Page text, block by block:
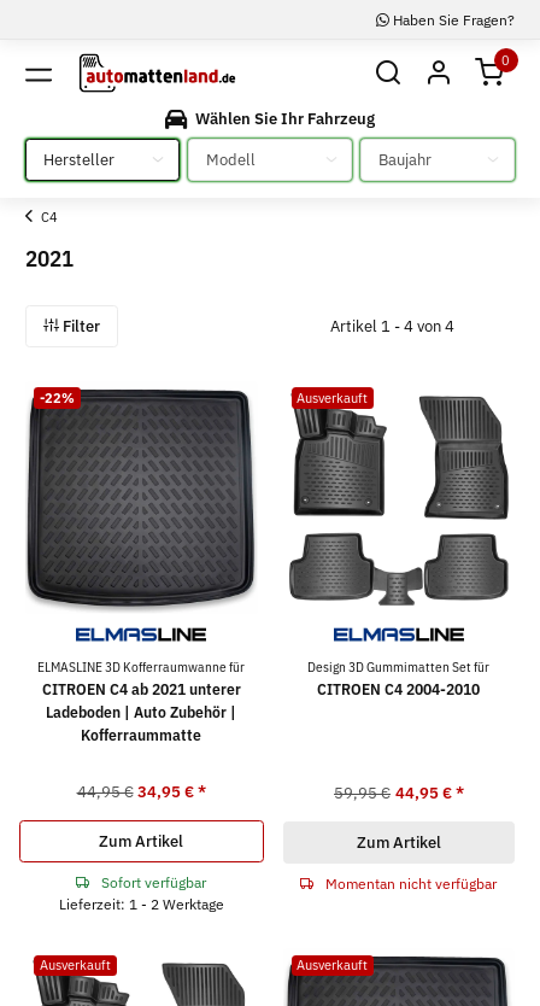
Haben Sie Fragen?
0
Wählen Sie Ihr Fahrzeug
Bitte auswählen
Bitte auswählen Bitte auswählen
C4
2021
Filter Artikel 1 - 4 von 4
-22%
ELMASLINE 3D Kofferraumwanne für
CITROEN C4 ab 2021 unterer
Ladeboden | Auto Zubehör |
Kofferraummatte
44,95 € 34,95 €*
Zum Artikel
Sofort verfügbar
Lieferzeit: 1 - 2 Werktage
Ausverkauft
Design 3D Gummimatten Set für
CITROEN C4 2004-2010
59,95 € 44,95 €*
Zum Artikel
Momentan nicht verfügbar
Ausverkauft Ausverkauft